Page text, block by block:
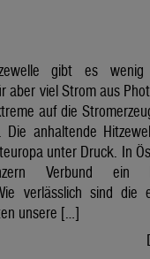
gibt es
aber viel Strom aus
auf die
Die anhaltende
unter Druck. In
Verbund ein
verlässlich sind die
unsere […]